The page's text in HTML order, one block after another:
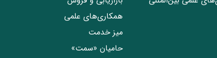
همکاری‌های علمی
میز خدمت
حامیان «سمت»